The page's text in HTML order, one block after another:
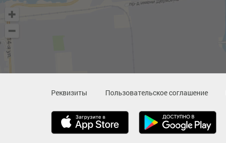
Реквизиты Пользовательское соглашение